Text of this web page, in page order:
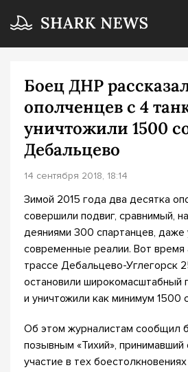
Боец ДНР
ополченцев с 4
уничтожили 1500
Дебальцево
14 сентября 2018, 18:14
Зимой 2015 года два десятка
совершили подвиг, сравнимый,
деяниями 300 спартанцев, даже
современные реалии. Вот время
трассе Дебальцево-Углегорск
остановили широкомасштабный
и уничтожили как минимум 1500
Об этом журналистам сообщил
позывным «Тихий», принимавший
участие в тех